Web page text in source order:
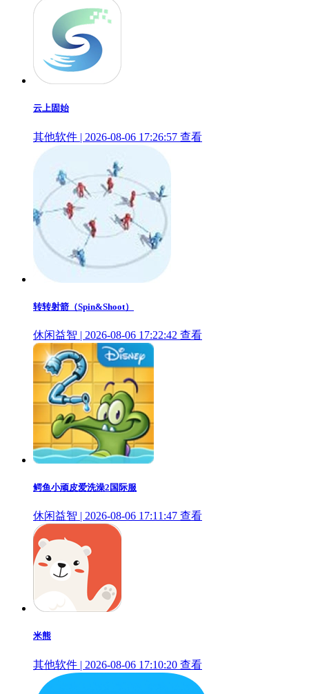
云上固始
其他软件 | 2026-08-06 17:26:57 查看
转转射箭（Spin&Shoot）
休闲益智 | 2026-08-06 17:22:42 查看
鳄鱼小顽皮爱洗澡2国际服
休闲益智 | 2026-08-06 17:11:47 查看
米熊
其他软件 | 2026-08-06 17:10:20 查看